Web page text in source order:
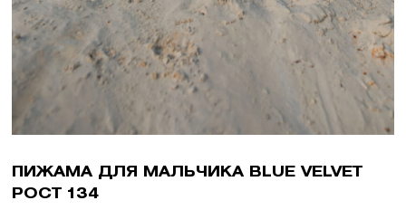
ПИЖАМА ДЛЯ МАЛЬЧИКА BLUE VELVET
РОСТ 134